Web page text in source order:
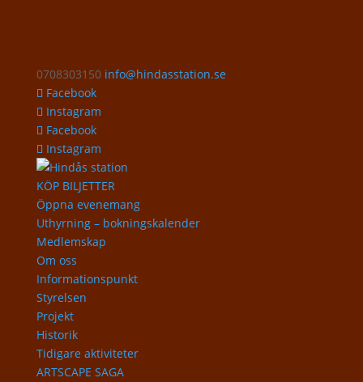
0708303150 info@hindasstation.se
Facebook
Instagram
Facebook
Instagram
KÖP BILJETTER
Öppna evenemang
Uthyrning – bokningskalender
Medlemskap
Om oss
Informationspunkt
Styrelsen
Projekt
Historik
Tidigare aktiviteter
ARTSCAPE SAGA